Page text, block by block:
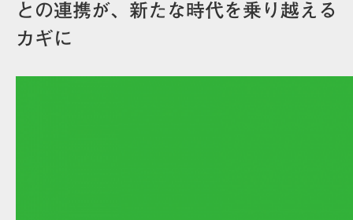
との連携が、新たな時代を乗り越える
カギに